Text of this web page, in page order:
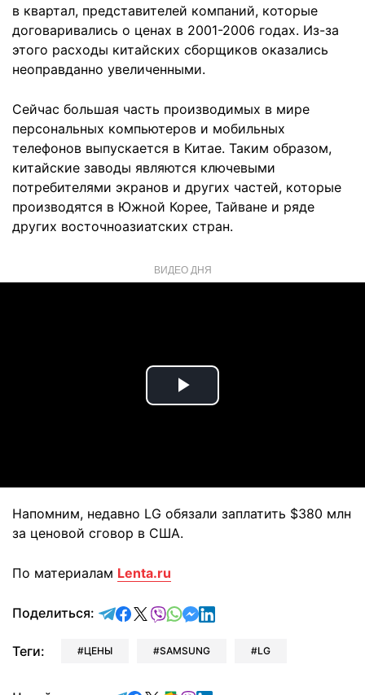
в квартал, представителей компаний, которые
договаривались о ценах в 2001-2006 годах. Из-за
этого расходы китайских сборщиков оказались
неоправданно увеличенными.
Сейчас большая часть производимых в мире
персональных компьютеров и мобильных
телефонов выпускается в Китае. Таким образом,
китайские заводы являются ключевыми
потребителями экранов и других частей, которые
производятся в Южной Корее, Тайване и ряде
других восточноазиатских стран.
ВИДЕО ДНЯ
Play
Напомним, недавно LG обязали заплатить $380 млн
за ценовой сговор в США.
По материалам Lenta.ru
Поделиться: отправить в Telegram
поделиться в Facebook
поделиться в X
отправить в Viber
отправить в Whatsapp
отправить в Messenger
отправить в LinkedIn
Теги: ЦЕНЫ SAMSUNG LG